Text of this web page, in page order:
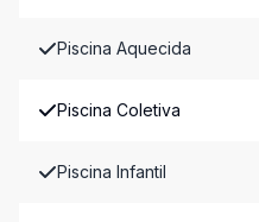
Piscina Aquecida
Piscina Coletiva
Piscina Infantil